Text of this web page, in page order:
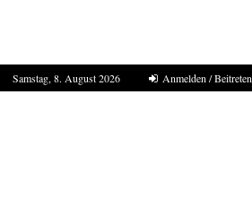
Samstag, 8. August 2026 Anmelden / Beitreten
Drohne am Leipziger Flughafen- wie sollte die…